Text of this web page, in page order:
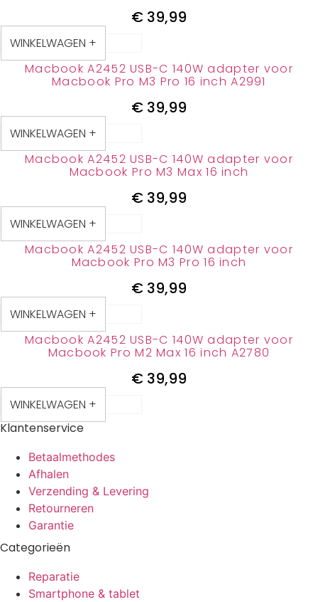
€ 39,99
WINKELWAGEN +
Macbook A2452 USB-C 140W adapter voor
Macbook Pro M3 Pro 16 inch A2991
€ 39,99
WINKELWAGEN +
Macbook A2452 USB-C 140W adapter voor
Macbook Pro M3 Max 16 inch
€ 39,99
WINKELWAGEN +
Macbook A2452 USB-C 140W adapter voor
Macbook Pro M3 Pro 16 inch
€ 39,99
WINKELWAGEN +
Macbook A2452 USB-C 140W adapter voor
Macbook Pro M2 Max 16 inch A2780
€ 39,99
WINKELWAGEN +
Klantenservice
Betaalmethodes
Afhalen
Verzending & Levering
Retourneren
Garantie
Categorieën
Reparatie
Smartphone & tablet